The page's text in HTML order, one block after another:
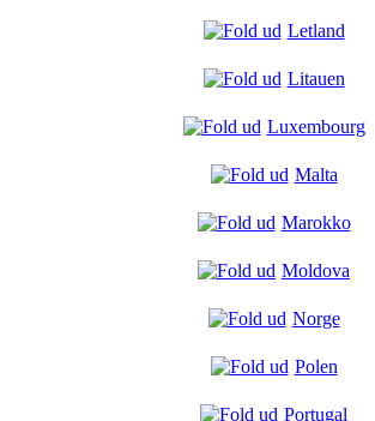
Letland
Litauen
Luxembourg
Malta
Marokko
Moldova
Norge
Polen
Portugal